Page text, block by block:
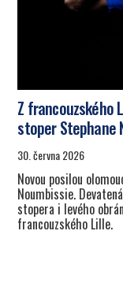
Z francouzského
stoper Stephane
30. června 2026
Novou posilou
Noumbissie.
stopera i levého
francouzského Lille.